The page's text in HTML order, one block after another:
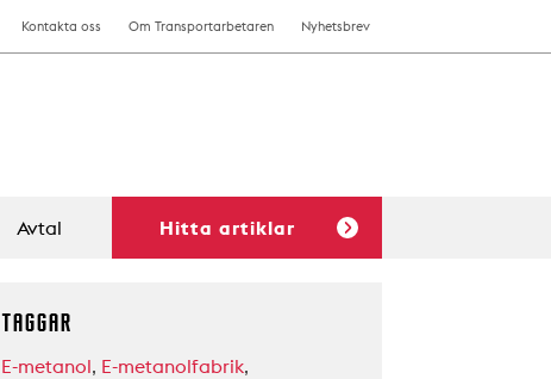
Kontakta oss Om Transportarbetaren Nyhetsbrev
Avtal Hitta artiklar
TAGGAR
E-metanol, E-metanolfabrik,